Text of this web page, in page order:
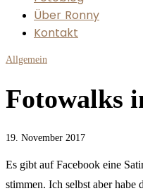
Über Ronny
Kontakt
Allgemein
Fotowalks
19. November 2017
Es gibt auf Facebook eine
stimmen. Ich selbst aber habe